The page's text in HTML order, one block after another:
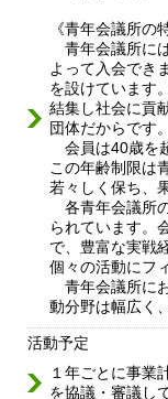
《青年会議所の
青年会議所に
よって入会でき
を設けています
結集し社会に貢
団体だからです。
会員は40歳を
この年齢制限は
若々しく保ち、
各青年会議所
られています。
で、豊富な実戦
個々の活動にフ
青年会議所に
動分野は幅広く
活動予定
１年ごとに事業
を協議・審議し